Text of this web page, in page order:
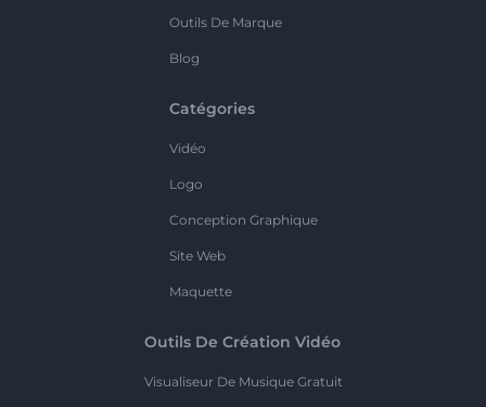
Outils De Marque
Blog
Catégories
Vidéo
Logo
Conception Graphique
Site Web
Maquette
Outils De Création Vidéo
Visualiseur De Musique Gratuit